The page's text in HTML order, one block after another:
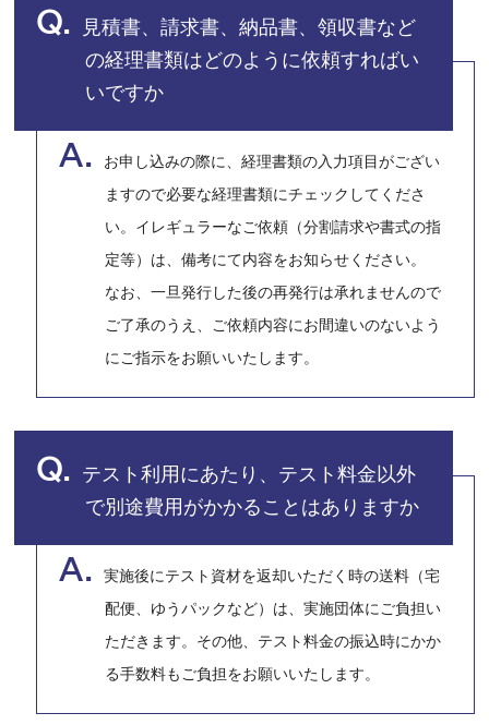
Q.
見積書、請求書、納品書、領収書など
の経理書類はどのように依頼すればい
いですか
A.
お申し込みの際に、経理書類の入力項目がござい
ますので必要な経理書類にチェックしてくださ
い。イレギュラーなご依頼（分割請求や書式の指
定等）は、備考にて内容をお知らせください。
なお、一旦発行した後の再発行は承れませんので
ご了承のうえ、ご依頼内容にお間違いのないよう
にご指示をお願いいたします。
Q. テスト利用にあたり、テスト料金以外
で別途費用がかかることはありますか
A.
実施後にテスト資材を返却いただく時の送料（宅
配便、ゆうパックなど）は、実施団体にご負担い
ただきます。その他、テスト料金の振込時にかか
る手数料もご負担をお願いいたします。